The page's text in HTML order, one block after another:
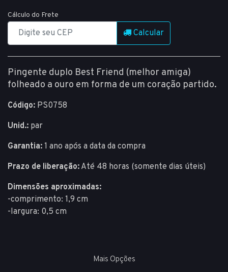
Cálculo do Frete
Calcular
Pingente duplo Best Friend (melhor amiga)
folheado a ouro em forma de um coração partido.
Código: PS0758
Unid.: par
Garantia: 1 ano após a data da compra
Prazo de liberação: Até 48 horas (somente dias úteis)
Dimensões aproximadas:
-comprimento: 1,9 cm
-largura: 0,5 cm
Mais Opções